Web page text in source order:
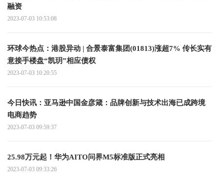
融资
2023-07-03 10:53:08
环球今热点：港股异动 | 合景泰富集团(01813)涨超7% 传长实有
意接手楼盘“凯玥”相应债权
2023-07-03 10:20:55
今日快讯：亚马逊中国金彦箴：品牌创新与技术出海已成跨境
电商趋势
2023-07-03 09:59:37
25.98万元起！华为AITO问界M5标准版正式亮相
2023-07-03 09:33:26